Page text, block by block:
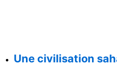
Une civilisation